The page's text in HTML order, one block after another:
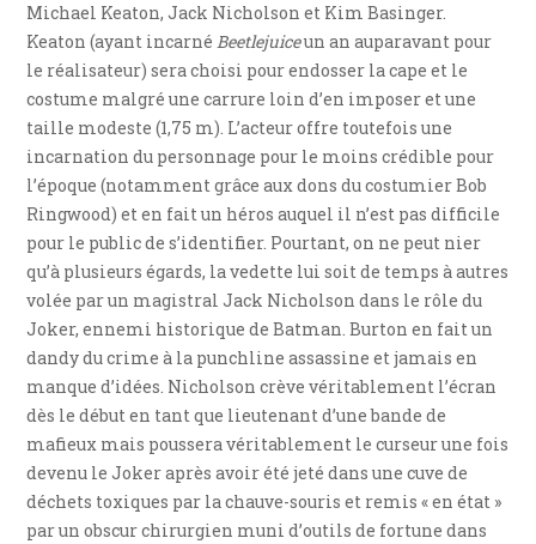
Michael Keaton, Jack Nicholson et Kim Basinger.
Keaton (ayant incarnéBeetlejuiceun an auparavant pour
le réalisateur) sera choisi pour endosser la cape et le
costume malgré une carrure loin d’en imposer et une
taille modeste (1,75 m). L’acteur offre toutefois une
incarnation du personnage pour le moins crédible pour
l’époque (notamment grâce aux dons du costumier Bob
Ringwood) et en fait un héros auquel il n’est pas difficile
pour le public de s’identifier. Pourtant, on ne peut nier
qu’à plusieurs égards, la vedette lui soit de temps à autres
volée par un magistral Jack Nicholson dans le rôle du
Joker, ennemi historique de Batman. Burton en fait un
dandy du crime à la punchline assassine et jamais en
manque d’idées. Nicholson crève véritablement l’écran
dès le début en tant que lieutenant d’une bande de
mafieux mais poussera véritablement le curseur une fois
devenu le Joker après avoir été jeté dans une cuve de
déchets toxiques par la chauve-souris et remis « en état »
par un obscur chirurgien muni d’outils de fortune dans